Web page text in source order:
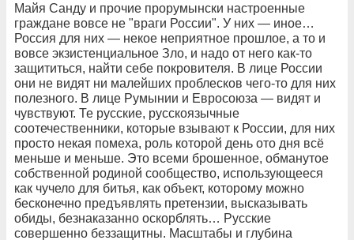
Майя Санду и прочие прорумынски настроенные
граждане вовсе не "враги России". У них — иное…
Россия для них — некое неприятное прошлое, а то и
вовсе экзистенциальное Зло, и надо от него как-то
защититься, найти себе покровителя. В лице России
они не видят ни малейших проблесков чего-то для них
полезного. В лице Румынии и Евросоюза — видят и
чувствуют. Те русские, русскоязычные
соотечественники, которые взывают к России, для них
просто некая помеха, роль которой день ото дня всё
меньше и меньше. Это всеми брошенное, обманутое
собственной родиной сообщество, использующееся
как чучело для битья, как объект, которому можно
бесконечно предъявлять претензии, высказывать
обиды, безнаказанно оскорблять… Русские
совершенно беззащитны. Масштабы и глубина